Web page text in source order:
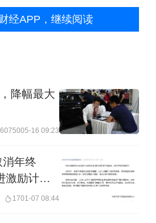
经版权部：
经APP，继续阅读
降幅最大
6075005-16 09:23
消年终
激励计划
1701-07 08:44